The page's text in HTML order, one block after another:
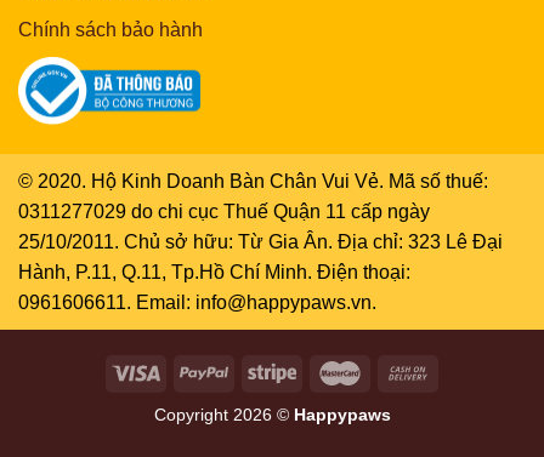
Chính sách bảo hành
© 2020. Hộ Kinh Doanh Bàn Chân Vui Vẻ. Mã số thuế:
0311277029 do chi cục Thuế Quận 11 cấp ngày
25/10/2011. Chủ sở hữu: Từ Gia Ân. Địa chỉ: 323 Lê Đại
Hành, P.11, Q.11, Tp.Hồ Chí Minh. Điện thoại:
0961606611. Email: info@happypaws.vn.
Copyright 2026 © Happypaws